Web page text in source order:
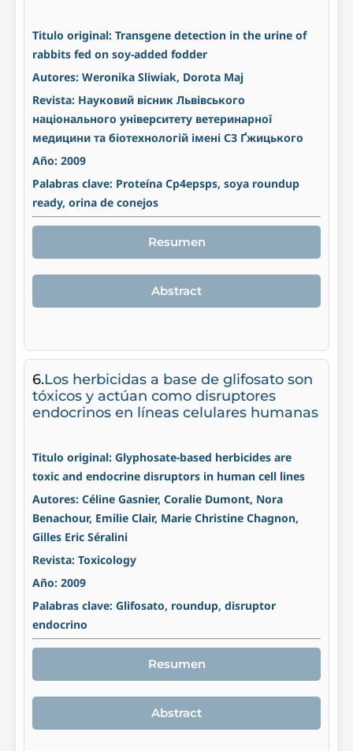
Titulo original: Transgene detection in the urine of
rabbits fed on soy-added fodder
Autores: Weronika Sliwiak, Dorota Maj
Revista: Науковий вісник Львівського
національного університету ветеринарної
медицини та біотехнологій імені СЗ Ґжицького
Año: 2009
Palabras clave: Proteína Cp4epsps, soya roundup
ready, orina de conejos
Resumen
Abstract
6.Los herbicidas a base de glifosato son
tóxicos y actúan como disruptores
endocrinos en líneas celulares humanas
Titulo original: Glyphosate-based herbicides are
toxic and endocrine disruptors in human cell lines
Autores: Céline Gasnier, Coralie Dumont, Nora
Benachour, Emilie Clair, Marie Christine Chagnon,
Gilles Eric Séralini
Revista: Toxicology
Año: 2009
Palabras clave: Glifosato, roundup, disruptor
endocrino
Resumen
Abstract